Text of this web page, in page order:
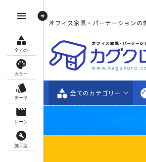
menu arrow_circle_right
category
全ての
palette
カラー
style
テーマ
movie_creation
シーン
build_circle
施工型
オフィス家具・パーテーションの
category 全てのカテゴリー